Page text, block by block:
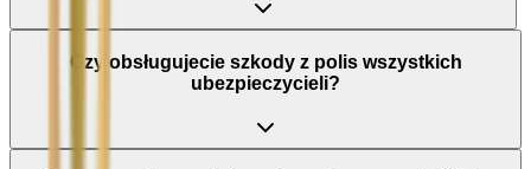
Czy obsługujecie szkody z polis wszystkich
ubezpieczycieli?